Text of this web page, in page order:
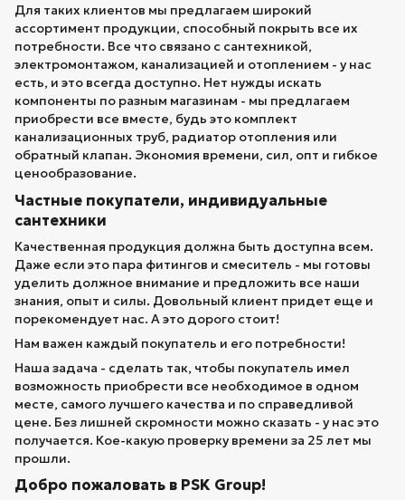
Для таких клиентов мы предлагаем широкий
ассортимент продукции, способный покрыть все их
потребности. Все что связано с сантехникой,
электромонтажом, канализацией и отоплением - у нас
есть, и это всегда доступно. Нет нужды искать
компоненты по разным магазинам - мы предлагаем
приобрести все вместе, будь это комплект
канализационных труб, радиатор отопления или
обратный клапан. Экономия времени, сил, опт и гибкое
ценообразование.
Частные покупатели, индивидуальные
сантехники
Качественная продукция должна быть доступна всем.
Даже если это пара фитингов и смеситель - мы готовы
уделить должное внимание и предложить все наши
знания, опыт и силы. Довольный клиент придет еще и
порекомендует нас. А это дорого стоит!
Нам важен каждый покупатель и его потребности!
Наша задача - сделать так, чтобы покупатель имел
возможность приобрести все необходимое в одном
месте, самого лучшего качества и по справедливой
цене. Без лишней скромности можно сказать - у нас это
получается. Кое-какую проверку времени за 25 лет мы
прошли.
Добро пожаловать в PSK Group!